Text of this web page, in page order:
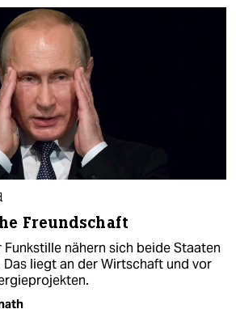
Freundschaft
nähern sich beide Staaten
liegt an der Wirtschaft und vor